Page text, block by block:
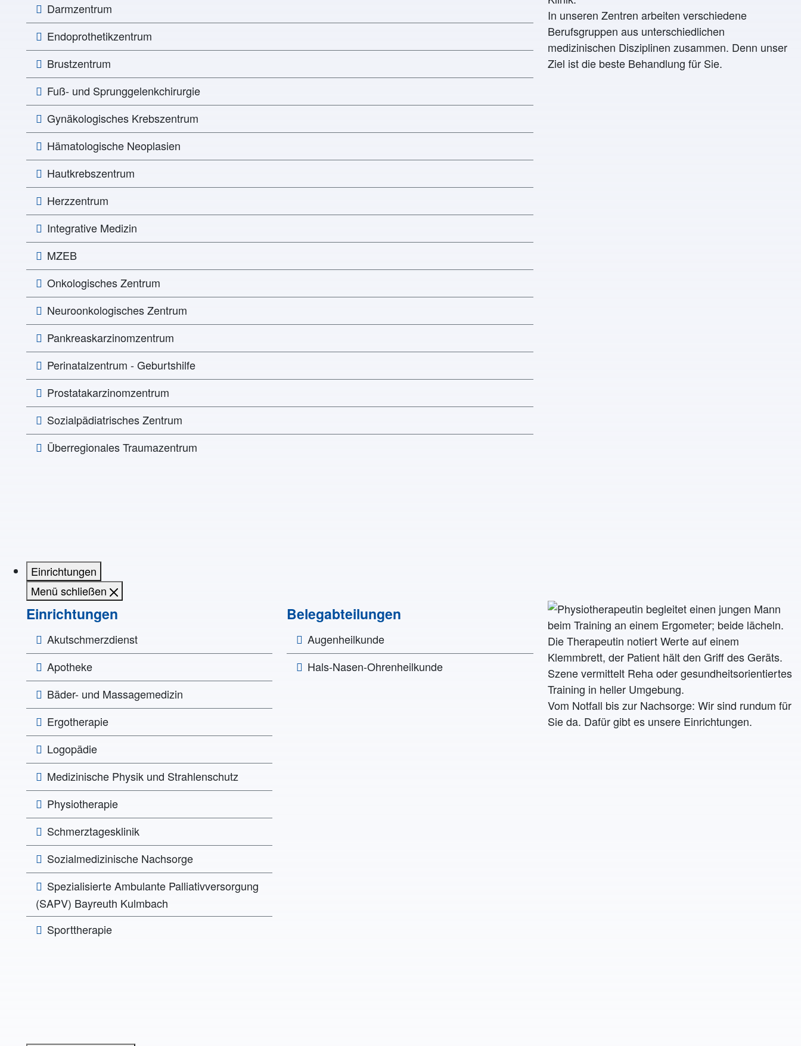
Darmzentrum
Endoprothetikzentrum
Brustzentrum
Fuß- und Sprunggelenkchirurgie
Gynäkologisches Krebszentrum
Hämatologische Neoplasien
Hautkrebszentrum
Herzzentrum
Integrative Medizin
MZEB
Onkologisches Zentrum
Neuroonkologisches Zentrum
Pankreaskarzinomzentrum
Perinatalzentrum - Geburtshilfe
Prostatakarzinomzentrum
Sozialpädiatrisches Zentrum
Überregionales Traumazentrum
In unseren Zentren arbeiten verschiedene
Berufsgruppen aus unterschiedlichen
medizinischen Disziplinen zusammen. Denn unser
Ziel ist die beste Behandlung für Sie.
Einrichtungen
Menü schließen
Einrichtungen
Akutschmerzdienst
Apotheke
Bäder- und Massagemedizin
Ergotherapie
Logopädie
Medizinische Physik und Strahlenschutz
Physiotherapie
Schmerztagesklinik
Sozialmedizinische Nachsorge
Spezialisierte Ambulante Palliativversorgung
(SAPV) Bayreuth Kulmbach
Sporttherapie
Belegabteilungen
Augenheilkunde
Hals-Nasen-Ohrenheilkunde
Vom Notfall bis zur Nachsorge: Wir sind rundum für
Sie da. Dafür gibt es unsere Einrichtungen.